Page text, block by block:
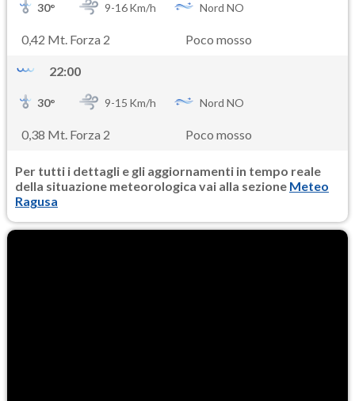
30° 9-16Km/h Nord NO
0,42 Mt. Forza 2 Poco mosso
22:00
30° 9-15 Km/h Nord NO
0,38 Mt. Forza 2 Poco mosso
Per tutti i dettagli e gli aggiornamenti in tempo reale
della situazione meteorologica vai alla sezione Meteo
Ragusa